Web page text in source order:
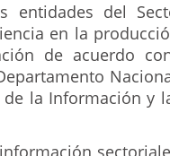
entidades del
en la
de acuerdo
la Información y